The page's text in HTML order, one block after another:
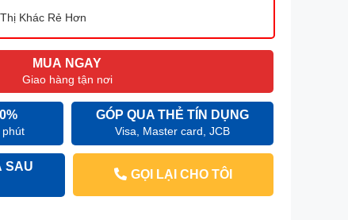
Khác Rẻ Hơn
MUA NGAY
Giao hàng tận nơi
GÓP QUA THẺ TÍN DỤNG
Visa, Master card, JCB
SAU
GỌI LẠI CHO TÔI